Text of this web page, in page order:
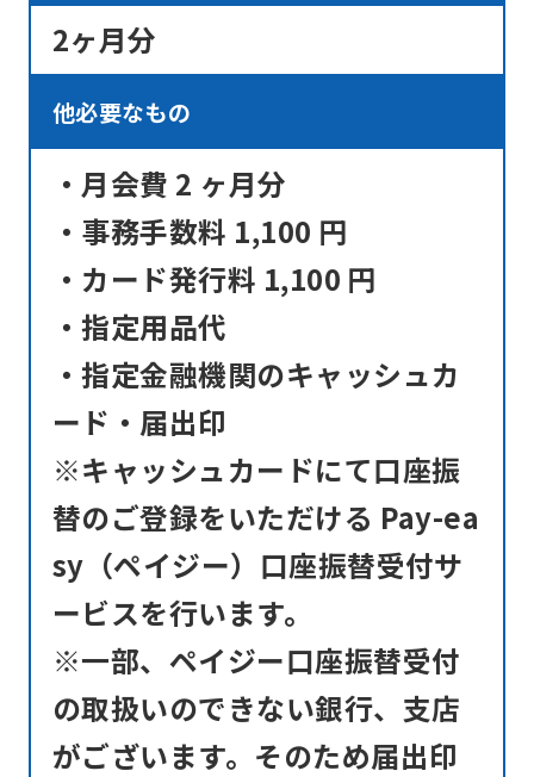
2ヶ月分
他必要なもの
・月会費 2 ヶ月分
・事務手数料 1,100 円
・カード発行料 1,100 円
・指定用品代
・指定金融機関のキャッシュカ
ード・届出印
※キャッシュカードにて口座振
替のご登録をいただける Pay-ea
sy（ペイジー）口座振替受付サ
ービスを行います。
※一部、ペイジー口座振替受付
の取扱いのできない銀行、支店
がございます。そのため届出印
The
may
differ
from
the
original
We
that
you
fully
understand
this
before
using
the
service.